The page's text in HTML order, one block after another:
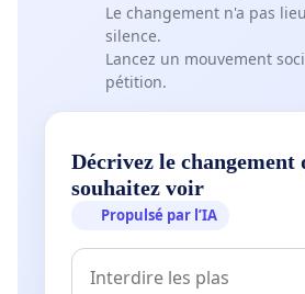
Le changement n'a pas
silence.
Lancez un mouvement
pétition.
Décrivez le changement
souhaitez voir
Propulsé par l’IA